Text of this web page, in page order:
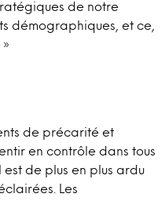
de notre
démographiques, et ce,
de précarité et
en contrôle dans tous
est de plus en plus ardu
Les